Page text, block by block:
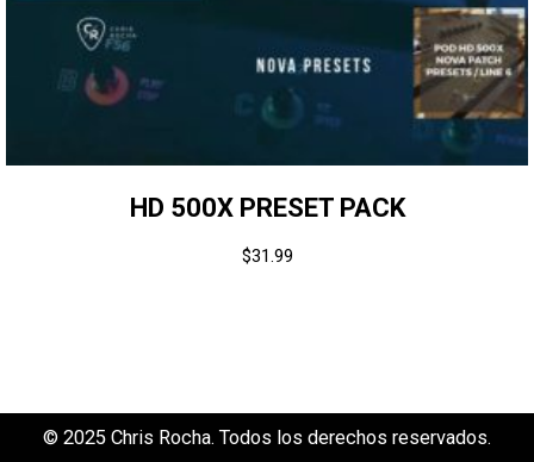
HD 500X PRESET PACK
$31.99
© 2025 Chris Rocha. Todos los derechos reservados.